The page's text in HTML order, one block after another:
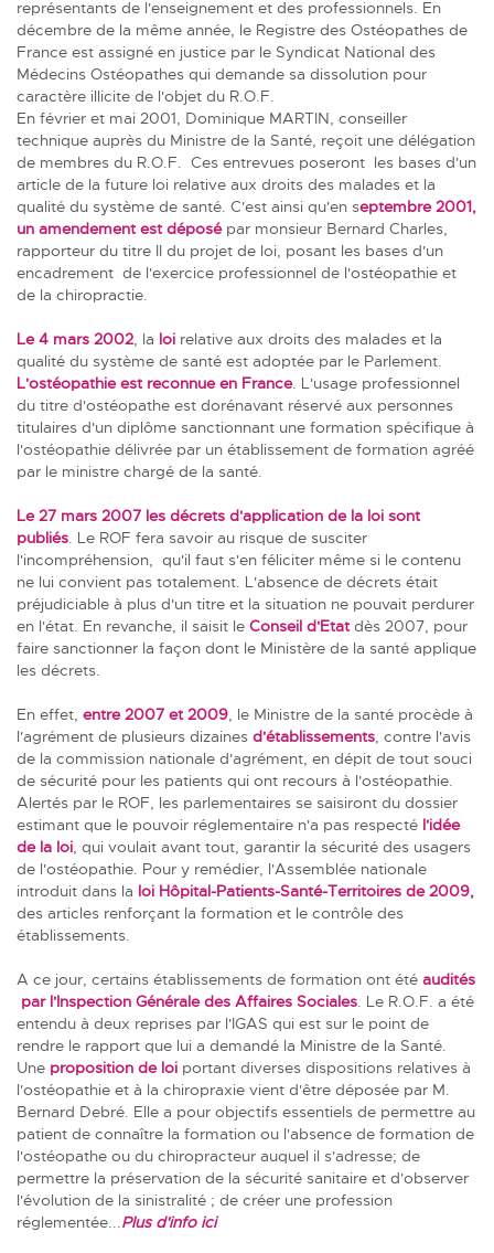
représentants de l'enseignement et des professionnels. En
décembre de la même année, le Registre des Ostéopathes de
France est assigné en justice par le Syndicat National des
Médecins Ostéopathes qui demande sa dissolution pour
caractère illicite de l'objet du R.O.F.
En février et mai 2001, Dominique MARTIN, conseiller
technique auprès du Ministre de la Santé, reçoit une délégation
de membres du R.O.F. Ces entrevues poseront les bases d'un
article de la future loi relative aux droits des malades et la
qualité du système de santé. C'est ainsi qu'en septembre 2001,
un amendementest déposépar monsieur Bernard Charles,
rapporteur du titre II du projet de loi, posant les bases d'un
encadrement de l'exercice professionnel de l'ostéopathie et
de la chiropractie.
Le 4 mars 2002, la loi relative aux droits des malades et la
qualité du système de santé est adoptée par le Parlement.
L'ostéopathie est reconnue en France. L'usage professionnel
du titre d'ostéopathe est dorénavant réservé aux personnes
titulaires d'un diplôme sanctionnant une formation spécifique à
l'ostéopathie délivrée par un établissement de formation agréé
par le ministre chargé de la santé.
Le 27 mars 2007 les décrets d'application de la loi sont
publiés. Le ROF fera savoir au risque de susciter
l'incompréhension, qu'il faut s'en féliciter même si le contenu
ne lui convient pas totalement. L'absence de décrets était
préjudiciable à plus d'un titre et la situation ne pouvait perdurer
en l'état. En revanche, il saisit le Conseil d'Etatdès 2007, pour
faire sanctionner la façon dont le Ministère de la santé applique
les décrets.
En effet, entre 2007 et 2009, le Ministre de la santé procède à
l'agrément de plusieurs dizaines d'établissements, contre l'avis
de la commission nationale d'agrément, en dépit de tout souci
de sécurité pour les patients qui ont recours à l'ostéopathie.
Alertés par le ROF, les parlementaires se saisiront du dossier
estimant que le pouvoir réglementaire n'a pas respecté l'idée
de la loi, qui voulait avant tout, garantir la sécurité des usagers
de l'ostéopathie. Pour y remédier, l'Assemblée nationale
introduit dans la loi Hôpital-Patients-Santé-Territoires de 2009,
des articles renforçant la formation et le contrôle des
établissements.
A ce jour, certains établissements de formation ont été audités
par l'Inspection Générale des Affaires Sociales. Le R.O.F. a été
entendu à deux reprises par l'IGAS qui est sur le point de
rendre le rapport que lui a demandé la Ministre de la Santé.
Une proposition de loi portant diverses dispositions relatives à
l'ostéopathie et à la chiropraxie vient d'être déposée par M.
Bernard Debré. Elle a pour objectifs essentiels de permettre au
patient de connaître la formation ou l'absence de formation de
l'ostéopathe ou du chiropracteur auquel il s'adresse; de
permettre la préservation de la sécurité sanitaire et d'observer
l'évolution de la sinistralité ; de créer une profession
réglementée...Plus d'info ici